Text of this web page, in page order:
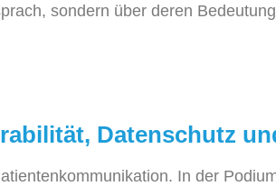
sondern über deren
Datenschutz
In der